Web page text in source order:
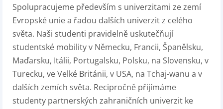
Spolupracujeme především s univerzitami ze zemí
Evropské unie a řadou dalších univerzit z celého
světa. Naši studenti pravidelně uskutečňují
studentské mobility v Německu, Francii, Španělsku,
Maďarsku, Itálii, Portugalsku, Polsku, na Slovensku, v
Turecku, ve Velké Británii, v USA, na Tchaj-wanu a v
dalších zemích světa. Recipročně přijímáme
studenty partnerských zahraničních univerzit ke